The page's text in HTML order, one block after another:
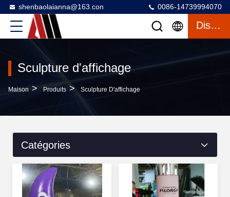
shenbaolaianna@163.con 0086-14739994070
Discuter
Sculpture d'affichage
Maison > Produits > Sculpture D'affichage
Catégories